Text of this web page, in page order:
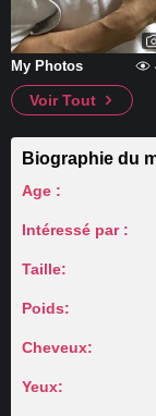
My Photos
Voir Tout
Biographie du
Age :
Intéressé par :
Taille:
Poids:
Cheveux:
Yeux: